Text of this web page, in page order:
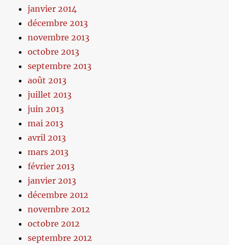
janvier 2014
décembre 2013
novembre 2013
octobre 2013
septembre 2013
août 2013
juillet 2013
juin 2013
mai 2013
avril 2013
mars 2013
février 2013
janvier 2013
décembre 2012
novembre 2012
octobre 2012
septembre 2012